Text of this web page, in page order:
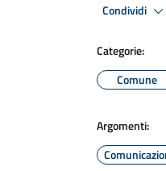
Condividi
Categorie:
Comune
Argomenti: